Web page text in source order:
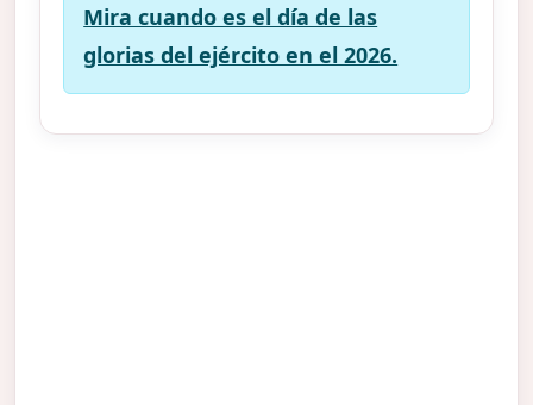
Mira cuando es el día de las
glorias del ejército en el 2026.